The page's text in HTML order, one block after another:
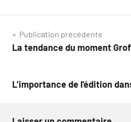
Navigation
de
Publication précédente
La tendance du moment Grof
L’importance de l’édition